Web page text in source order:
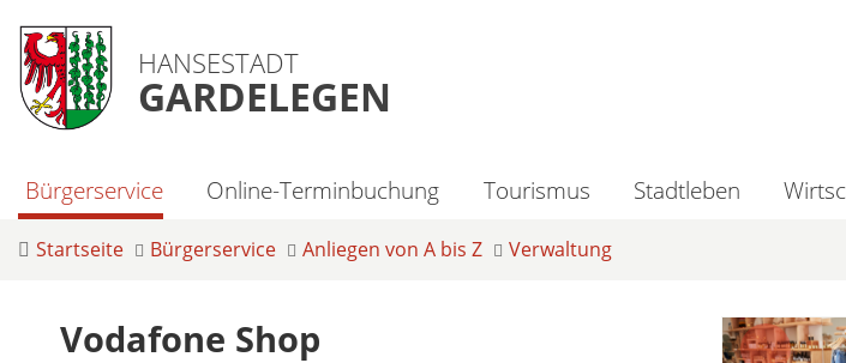
HANSESTADT
GARDELEGEN
Bürgerservice Online-Terminbuchung Tourismus Stadtleben
Startseite Bürgerservice Anliegen von A bis Z Verwaltung
Vodafone Shop